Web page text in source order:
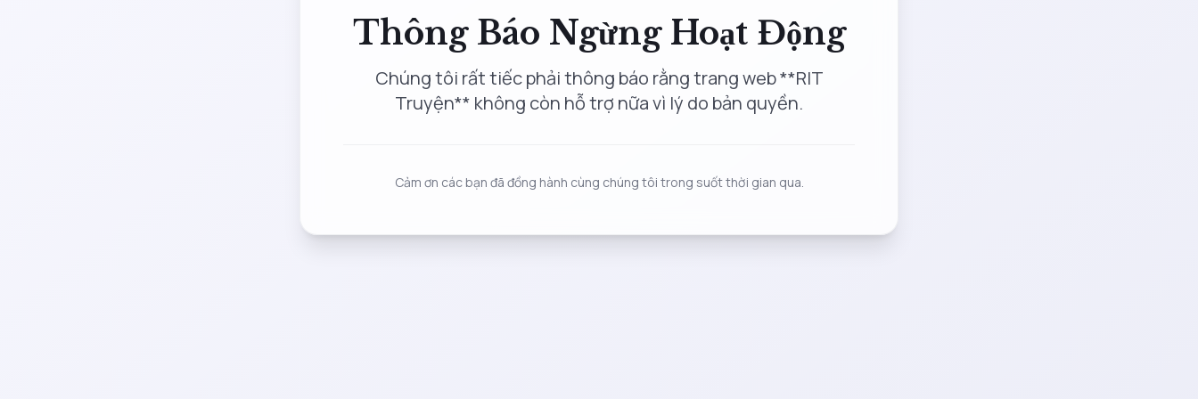
Thông Báo Ngừng Hoạt Động
Chúng tôi rất tiếc phải thông báo rằng trang web **RIT
Truyện** không còn hỗ trợ nữa vì lý do bản quyền.
Cảm ơn các bạn đã đồng hành cùng chúng tôi trong suốt thời gian qua.